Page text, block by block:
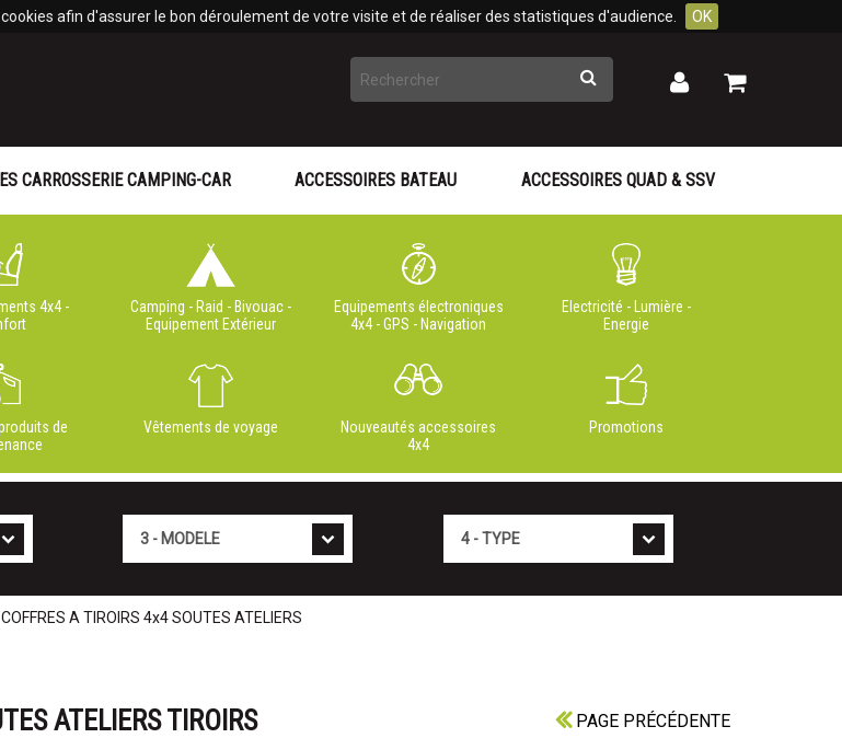
afin d'assurer le bon déroulement de votre visite et de réaliser des statistiques d'audience. OK
Rechercher Mon
Mon
4x4 -
Camping - Raid - Bivouac -
Equipement Extérieur
Equipements électroniques
4x4 - GPS - Navigation
Electricité - Lumière -
Energie
de
Vêtements de voyage
Nouveautés accessoires
4x4
Promotions
CARROSSERIE CAMPING-CAR ACCESSOIRES BATEAU ACCESSOIRES QUAD & SSV
A TIROIRS 4x4 SOUTES ATELIERS
PAGE PRÉCÉDENTE
ATELIERS TIROIRS